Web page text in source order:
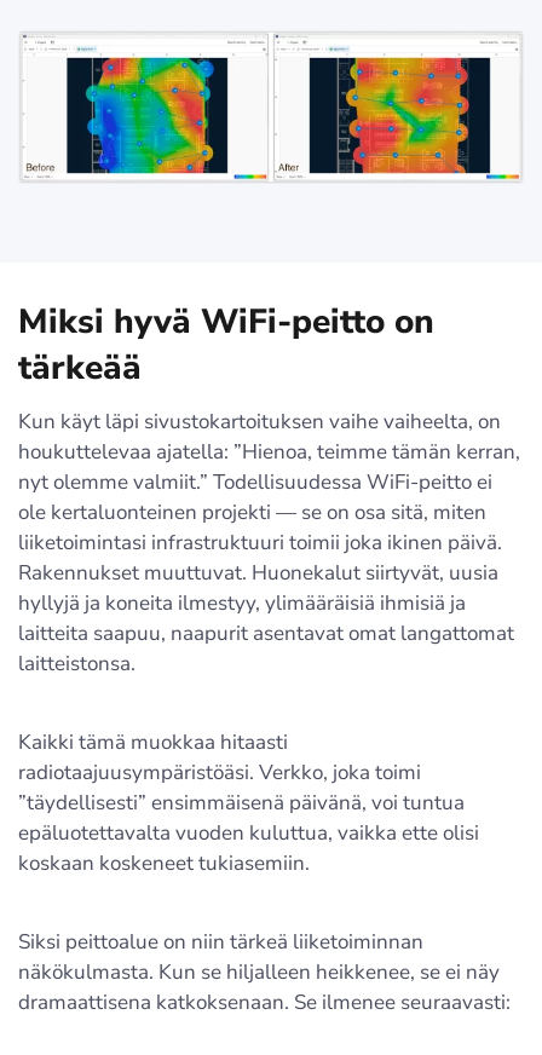
Miksi hyvä WiFi-peitto on
tärkeää
Kun käyt läpi sivustokartoituksen vaihe vaiheelta, on
houkuttelevaa ajatella: ”Hienoa, teimme tämän kerran,
nyt olemme valmiit.” Todellisuudessa WiFi-peitto ei
ole kertaluonteinen projekti — se on osa sitä, miten
liiketoimintasi infrastruktuuri toimii joka ikinen päivä.
Rakennukset muuttuvat. Huonekalut siirtyvät, uusia
hyllyjä ja koneita ilmestyy, ylimääräisiä ihmisiä ja
laitteita saapuu, naapurit asentavat omat langattomat
laitteistonsa.
Kaikki tämä muokkaa hitaasti
radiotaajuusympäristöäsi. Verkko, joka toimi
”täydellisesti” ensimmäisenä päivänä, voi tuntua
epäluotettavalta vuoden kuluttua, vaikka ette olisi
koskaan koskeneet tukiasemiin.
Siksi peittoalue on niin tärkeä liiketoiminnan
näkökulmasta. Kun se hiljalleen heikkenee, se ei näy
dramaattisena katkoksenaan. Se ilmenee seuraavasti: